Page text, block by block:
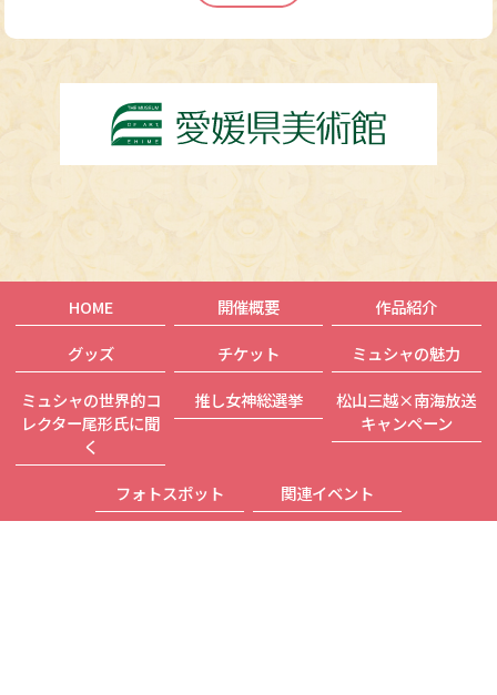
HOME 開催概要
作品紹介
グッズ
チケット
ミュシャの魅力
ミュシャの世界的コ
レクター尾形氏に聞
く
推し女神総選挙
松山三越×南海放送
キャンペーン
フォトスポット 関連イベント